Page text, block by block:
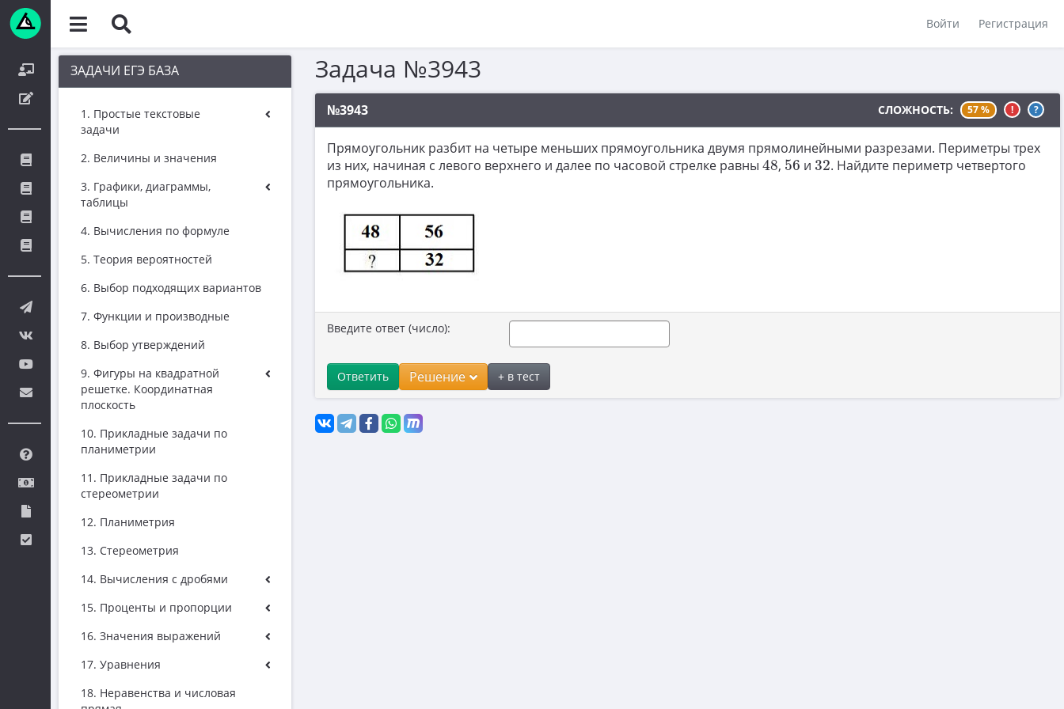
Войти Регистрация
ЗАДАЧИ ЕГЭ БАЗА
1. Простые текстовые
задачи
2. Величины и значения
3. Графики, диаграммы,
таблицы
4. Вычисления по формуле
5. Теория вероятностей
6. Выбор подходящих вариантов
7. Функции и производные
8. Выбор утверждений
9. Фигуры на квадратной
решетке. Координатная
плоскость
10. Прикладные задачи по
планиметрии
11. Прикладные задачи по
стереометрии
12. Планиметрия
13. Стереометрия
14. Вычисления с дробями
15. Проценты и пропорции
16. Значения выражений
17. Уравнения
18. Неравенства и числовая
Задача №3943
№3943 СЛОЖНОСТЬ: 57 % ! ?
Прямоугольник разбит на четыре меньших прямоугольника двумя прямолинейными разрезами. Периметры трех
из них, начиная с левого верхнего и далее по часовой стрелке равны 48
48, 56
56и 32
32. Найдите периметр четвертого
прямоугольника.
Введите ответ (число):
Ответить Решение + в тест